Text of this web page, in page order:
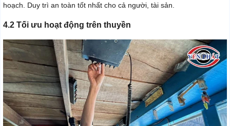
hoạch. Duy trì an toàn tốt nhất cho cả người, tài sản.
4.2 Tối ưu hoạt động trên thuyền